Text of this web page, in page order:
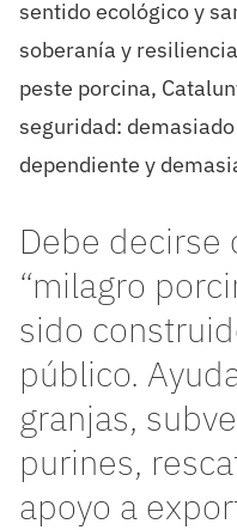
sentido ecológico y
soberanía y
peste porcina,
seguridad:
dependiente y
Debe decirse
“milagro
sido
público.
granjas,
purines,
apoyo a